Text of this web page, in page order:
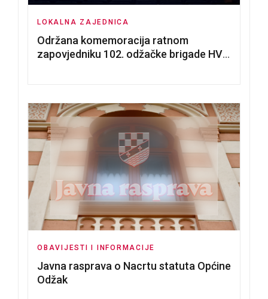
LOKALNA ZAJEDNICA
Održana komemoracija ratnom
zapovjedniku 102. odžačke brigade HVO
OBAVIJESTI I INFORMACIJE
Javna rasprava o Nacrtu statuta Općine
Odžak